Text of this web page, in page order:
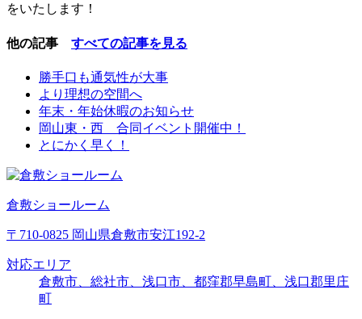
をいたします！
他の記事 すべての記事を見る
勝手口も通気性が大事
より理想の空間へ
年末・年始休暇のお知らせ
岡山東・西 合同イベント開催中！
とにかく早く！
倉敷ショールーム
〒710-0825 岡山県倉敷市安江192-2
対応エリア
倉敷市、総社市、浅口市、都窪郡早島町、浅口郡里庄
町